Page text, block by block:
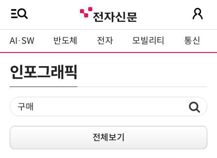
AI·SW 반도체 전자 모빌리티 통신
인포그래픽
전체보기